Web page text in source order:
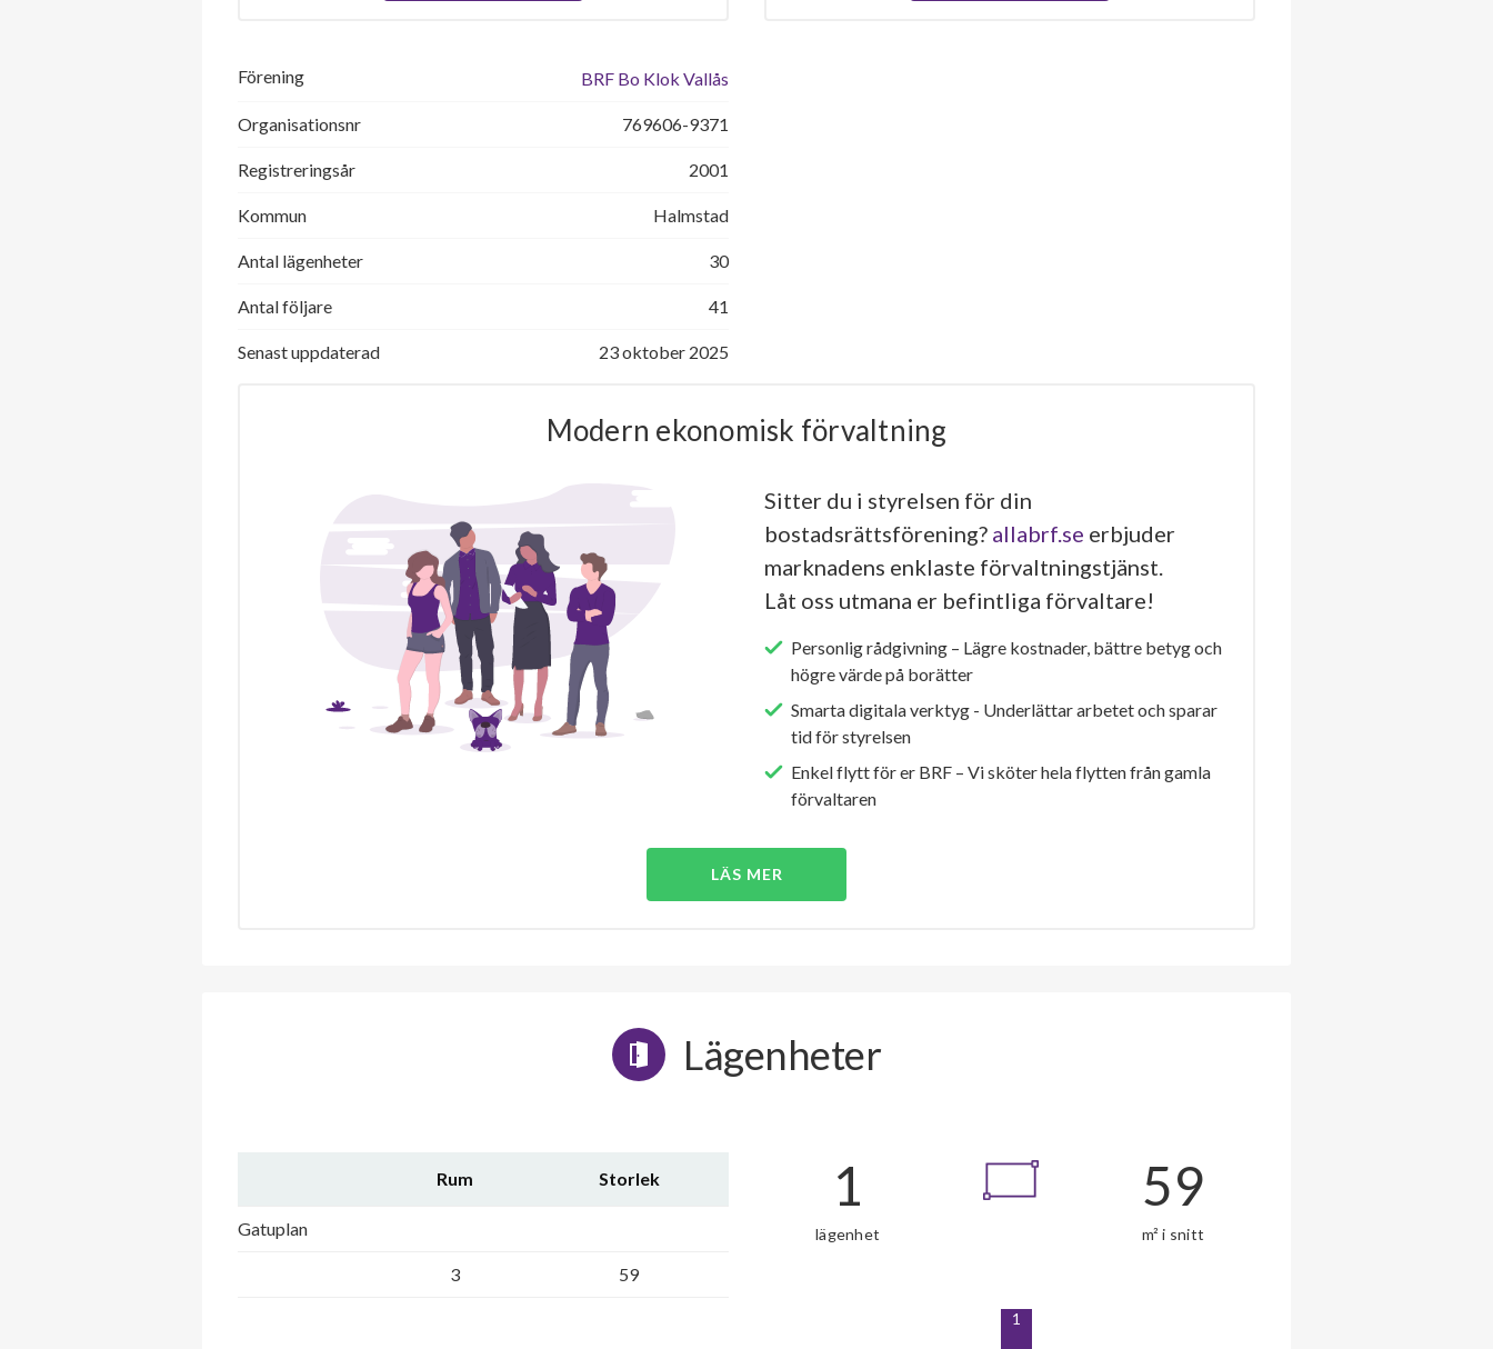
Förening BRF Bo Klok Vallås
Organisationsnr 769606-9371
Registreringsår 2001
Kommun Halmstad
Antal lägenheter 30
Antal följare 41
Senast uppdaterad 23 oktober 2025
Modern ekonomisk förvaltning
Sitter du i styrelsen för din
bostadsrättsförening? allabrf.se erbjuder
marknadens enklaste förvaltningstjänst.
Låt oss utmana er befintliga förvaltare!
Personlig rådgivning – Lägre kostnader, bättre betyg och
högre värde på borätter
Smarta digitala verktyg - Underlättar arbetet och sparar
tid för styrelsen
Enkel flytt för er BRF – Vi sköter hela flytten från gamla
förvaltaren
LÄS MER
Lägenheter
Rum Storlek
Gatuplan
3 59
1
lägenhet
59
m² i snitt
1